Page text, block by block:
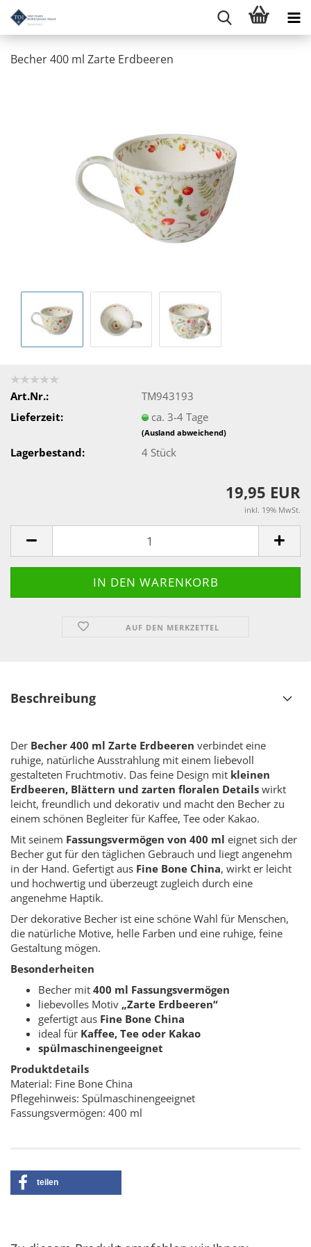
Becher 400 ml Zarte Erdbeeren
Art.Nr.:
TM943193
Lieferzeit:
ca. 3-4 Tage
(Ausland abweichend)
Lagerbestand: 4 Stück
19,95 EUR
inkl. 19% MwSt.
AUF DEN MERKZETTEL
Beschreibung
Der Becher 400 ml Zarte Erdbeeren verbindet eine
ruhige, natürliche Ausstrahlung mit einem liebevoll
gestalteten Fruchtmotiv. Das feine Design mit kleinen
Erdbeeren, Blättern und zarten floralen Details wirkt
leicht, freundlich und dekorativ und macht den Becher zu
einem schönen Begleiter für Kaffee, Tee oder Kakao.
Mit seinem Fassungsvermögen von 400 ml eignet sich der
Becher gut für den täglichen Gebrauch und liegt angenehm
in der Hand. Gefertigt aus Fine Bone China, wirkt er leicht
und hochwertig und überzeugt zugleich durch eine
angenehme Haptik.
Der dekorative Becher ist eine schöne Wahl für Menschen,
die natürliche Motive, helle Farben und eine ruhige, feine
Gestaltung mögen.
Besonderheiten
Becher mit 400 ml Fassungsvermögen
liebevolles Motiv „Zarte Erdbeeren“
gefertigt aus Fine Bone China
ideal für Kaffee, Tee oder Kakao
spülmaschinengeeignet
Produktdetails
Material: Fine Bone China
Pflegehinweis: Spülmaschinengeeignet
Fassungsvermögen: 400 ml
teilen